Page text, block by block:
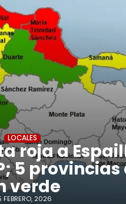
LOCALES
roja a
5
verde
FEBRERO, 2026